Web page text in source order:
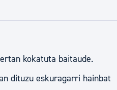
kokatuta baitaude.
dituzu eskuragarri hainbat